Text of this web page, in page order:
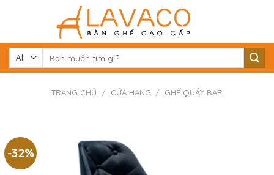
kiếm:
TRANG CHỦ / CỬA HÀNG / GHẾ QUẦY BAR
-32%